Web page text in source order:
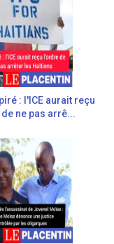
: l'ICE aurait reçu
ne pas arrê...